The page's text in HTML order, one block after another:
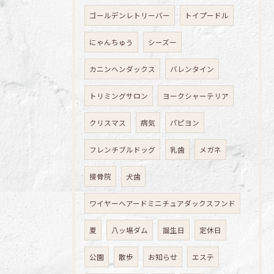
ゴールデンレトリーバー トイプードル
にゃんちゅう シーズー
カニンヘンダックス バレンタイン
トリミングサロン ヨークシャーテリア
クリスマス 病気 パピヨン
フレンチブルドッグ 乳歯 メガネ
接骨院 犬歯
ワイヤーヘアードミニチュアダックスフンド
夏 八ッ場ダム 誕生日 定休日
公園 散歩 お知らせ エステ